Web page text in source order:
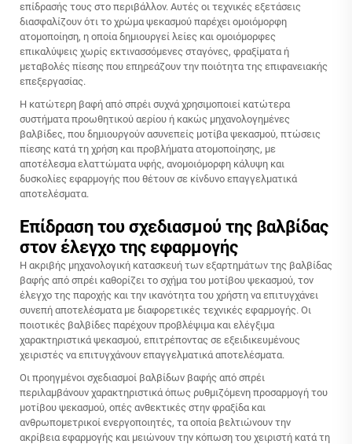
επίδρασής τους στο περιβάλλον. Αυτές οι τεχνικές εξετάσεις
διασφαλίζουν ότι το χρώμα ψεκασμού παρέχει ομοιόμορφη
ατομοποίηση, η οποία δημιουργεί λείες και ομοιόμορφες
επικαλύψεις χωρίς εκτινασσόμενες σταγόνες, φραξίματα ή
μεταβολές πίεσης που επηρεάζουν την ποιότητα της επιφανειακής
επεξεργασίας.
Η κατώτερη βαφή από σπρέι συχνά χρησιμοποιεί κατώτερα
συστήματα προωθητικού αερίου ή κακώς μηχανολογημένες
βαλβίδες, που δημιουργούν ασυνεπείς μοτίβα ψεκασμού, πτώσεις
πίεσης κατά τη χρήση και προβλήματα ατομοποίησης, με
αποτέλεσμα ελαττώματα υφής, ανομοιόμορφη κάλυψη και
δυσκολίες εφαρμογής που θέτουν σε κίνδυνο επαγγελματικά
αποτελέσματα.
Επίδραση του σχεδιασμού της βαλβίδας
στον έλεγχο της εφαρμογής
Η ακριβής μηχανολογική κατασκευή των εξαρτημάτων της βαλβίδας
βαφής από σπρέι καθορίζει το σχήμα του μοτίβου ψεκασμού, τον
έλεγχο της παροχής και την ικανότητα του χρήστη να επιτυγχάνει
συνεπή αποτελέσματα με διαφορετικές τεχνικές εφαρμογής. Οι
ποιοτικές βαλβίδες παρέχουν προβλέψιμα και ελέγξιμα
χαρακτηριστικά ψεκασμού, επιτρέποντας σε εξειδικευμένους
χειριστές να επιτυγχάνουν επαγγελματικά αποτελέσματα.
Οι προηγμένοι σχεδιασμοί βαλβίδων βαφής από σπρέι
περιλαμβάνουν χαρακτηριστικά όπως ρυθμιζόμενη προσαρμογή του
μοτίβου ψεκασμού, οπές ανθεκτικές στην φραξίδα και
ανθρωπομετρικοί ενεργοποιητές, τα οποία βελτιώνουν την
ακρίβεια εφαρμογής και μειώνουν την κόπωση του χειριστή κατά τη